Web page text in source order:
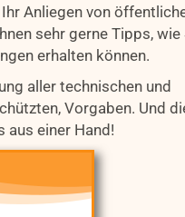
Anliegen von
sehr gerne Tipps, wie
erhalten können.
aller technischen und
Vorgaben. Und
aus einer Hand!